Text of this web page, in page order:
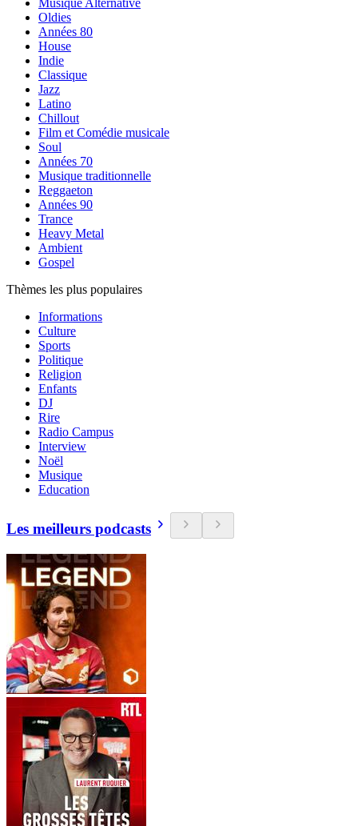
Musique Alternative
Oldies
Années 80
House
Indie
Classique
Jazz
Latino
Chillout
Film et Comédie musicale
Soul
Années 70
Musique traditionnelle
Reggaeton
Années 90
Trance
Heavy Metal
Ambient
Gospel
Thèmes les plus populaires
Informations
Culture
Sports
Politique
Religion
Enfants
DJ
Rire
Radio Campus
Interview
Noël
Musique
Education
Les meilleurs podcasts